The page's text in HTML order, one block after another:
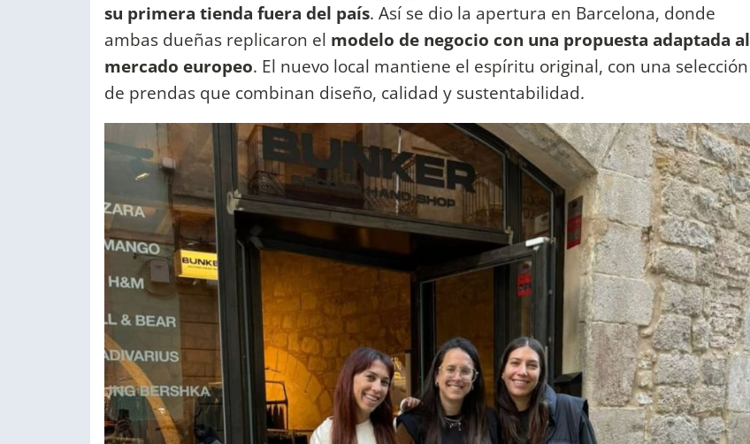
su primera tienda fuera del país. Así se dio la apertura en Barcelona, donde
ambas dueñas replicaron el modelo de negocio con una propuesta adaptada al
mercado europeo. El nuevo local mantiene el espíritu original, con una selección
de prendas que combinan diseño, calidad y sustentabilidad.